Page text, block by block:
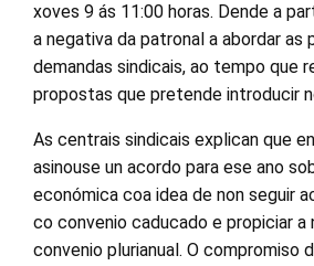
xoves 9 ás 11:00 horas. Dende a
a negativa da patronal a abordar as
demandas sindicais, ao tempo que
propostas que pretende introducir
As centrais sindicais explican que
asinouse un acordo para ese ano
económica coa idea de non seguir
co convenio caducado e propiciar a
convenio plurianual. O compromiso